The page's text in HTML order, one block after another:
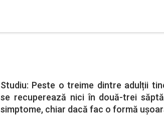
Studiu: Peste o treime dintre adulții
se recuperează nici în două-trei
simptome, chiar dacă fac o formă